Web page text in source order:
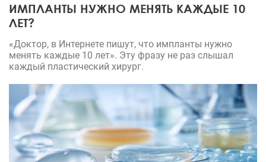
ИМПЛАНТЫ НУЖНО МЕНЯТЬ КАЖДЫЕ 10
ЛЕТ?
«Доктор, в Интернете пишут, что импланты нужно
менять каждые 10 лет». Эту фразу не раз слышал
каждый пластический хирург.